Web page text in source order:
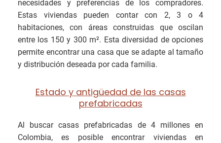
necesidades y preferencias de los compradores.
Estas viviendas pueden contar con 2, 3 o 4
habitaciones, con áreas construidas que oscilan
entre los 150 y 300 m². Esta diversidad de opciones
permite encontrar una casa que se adapte al tamaño
y distribución deseada por cada familia.
Estado y antigüedad de las casas
prefabricadas
Al buscar casas prefabricadas de 4 millones en
Colombia, es posible encontrar viviendas en